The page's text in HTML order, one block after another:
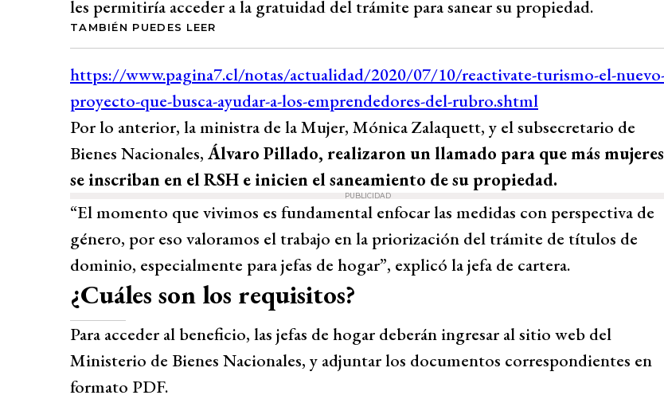
les permitiría acceder a la gratuidad del trámite para sanear su propiedad.
TAMBIÉN PUEDES LEER
Por lo anterior, la ministra de la Mujer, Mónica Zalaquett, y el subsecretario de
Bienes Nacionales, Álvaro Pillado, realizaron un llamado para que más mujeres
se inscriban en el RSH e inicien el saneamiento de su propiedad.
PUBLICIDAD
“El momento que vivimos es fundamental enfocar las medidas con perspectiva de
género, por eso valoramos el trabajo en la priorización del trámite de títulos de
dominio, especialmente para jefas de hogar”, explicó la jefa de cartera.
¿Cuáles son los requisitos?
Para acceder al beneficio, las jefas de hogar deberán ingresar al sitio web del
Ministerio de Bienes Nacionales, y adjuntar los documentos correspondientes en
formato PDF.